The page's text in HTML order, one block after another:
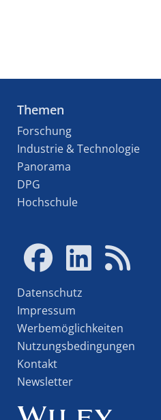
Themen
Forschung
Industrie & Technologie
Panorama
DPG
Hochschule
Datenschutz
Impressum
Werbemöglichkeiten
Nutzungsbedingungen
Kontakt
Newsletter